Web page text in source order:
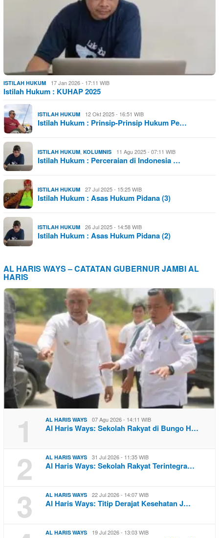
ISTILAH HUKUM 17 Jan 2026 - 17:11 WIB
Istilah Hukum : KUHAP 2025
ISTILAH HUKUM 12 Okt 2025 - 16:51 WIB
Istilah Hukum : Prinsip-Prinsip Hukum Pe…
ISTILAH HUKUM, KOLUMNIS 11 Agu 2025 - 07:11 WIB
Istilah Hukum : Perceraian di Indonesia …
ISTILAH HUKUM 27 Jul 2025 - 15:25 WIB
Istilah Hukum : Asas Hukum Pidana (3)
ISTILAH HUKUM 26 Jul 2025 - 14:58 WIB
Istilah Hukum : Asas Hukum Pidana (2)
AL HARIS WAYS – CATATAN GUBERNUR JAMBI AL
HARIS
1 AL HARIS WAYS 07 Agu 2026 - 14:11 WIB
Al Haris Ways: Sekolah Rakyat di Bungo H…
2 AL HARIS WAYS 31 Jul 2026 - 11:35 WIB
Al Haris Ways: Sekolah Rakyat Terintegra…
3 AL HARIS WAYS 22 Jul 2026 - 14:07 WIB
Al Haris Ways: Titip Derajat Kesehatan J…
AL HARIS WAYS 19 Jul 2026 - 13:03 WIB